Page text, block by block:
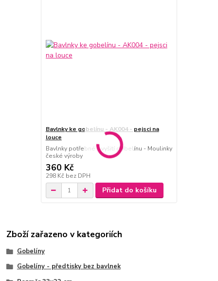
Bavlnky ke gobelínu - AK004 - pejsci na
louce
Bavlnky potřebné k vyšití gobelínu - Moulinky
české výroby
360 Kč
298 Kč bez DPH
Přidat do košíku
Zboží zařazeno v kategoriích
Gobelíny
Gobelíny - předtisky bez bavlnek